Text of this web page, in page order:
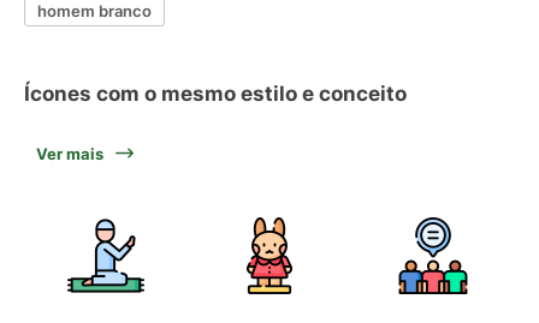
homem branco
Ícones com o mesmo estilo e conceito
Ver mais